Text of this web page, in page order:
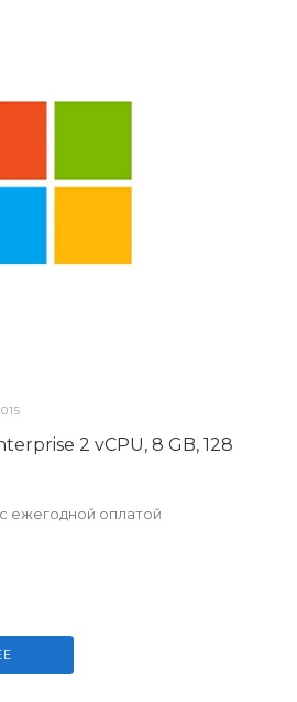
2 vCPU, 8 GB, 128
ежегодной оплатой